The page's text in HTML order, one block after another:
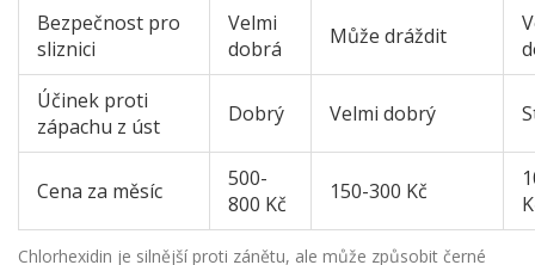
Bezpečnost pro
sliznici
Velmi
dobrá
Může dráždit
Účinek proti
zápachu z úst
Dobrý Velmi dobrý
Cena za měsíc
500-
800 Kč
150-300 Kč
Chlorhexidin je silnější proti zánětu, ale může způsobit černé